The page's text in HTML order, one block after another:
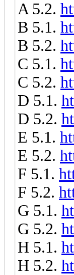
A 5.2.
B 5.1.
B 5.2.
C 5.1.
C 5.2.
D 5.1.
D 5.2.
E 5.1.
E 5.2.
F 5.1.
F 5.2.
G 5.1.
G 5.2.
H 5.1.
H 5.2.